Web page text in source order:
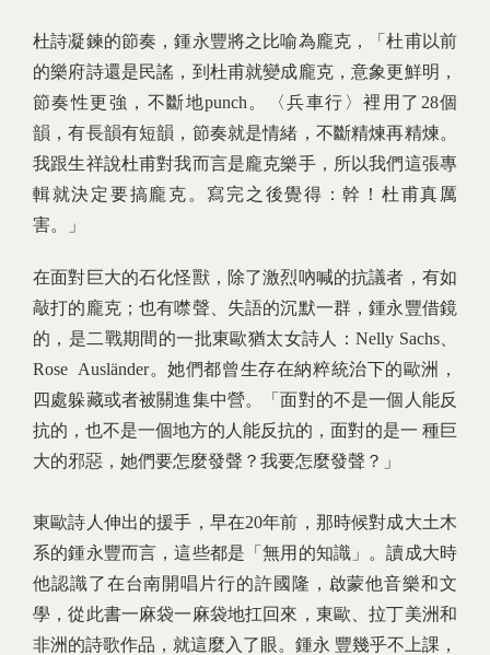
杜詩凝鍊的節奏，鍾永豐將之比喻為龐克，「杜甫以前
的樂府詩還是民謠，到杜甫就變成龐克，意象更鮮明，
節奏性更強，不斷地punch。〈兵車行〉裡用了28個
韻，有長韻有短韻，節奏就是情緒，不斷精煉再精煉。
我跟生祥說杜甫對我而言是龐克樂手，所以我們這張專
輯就決定要搞龐克。寫完之後覺得：幹！杜甫真厲
害。」
在面對巨大的石化怪獸，除了激烈吶喊的抗議者，有如
敲打的龐克；也有噤聲、失語的沉默一群，鍾永豐借鏡
的，是二戰期間的一批東歐猶太女詩人：Nelly Sachs、
Rose Ausländer。她們都曾生存在納粹統治下的歐洲，
四處躲藏或者被關進集中營。「面對的不是一個人能反
抗的，也不是一個地方的人能反抗的，面對的是一 種巨
大的邪惡，她們要怎麼發聲？我要怎麼發聲？」
東歐詩人伸出的援手，早在20年前，那時候對成大土木
系的鍾永豐而言，這些都是「無用的知識」。讀成大時
他認識了在台南開唱片行的許國隆，啟蒙他音樂和文
學，從此書一麻袋一麻袋地扛回來，東歐、拉丁美洲和
非洲的詩歌作品，就這麼入了眼。鍾永 豐幾乎不上課，